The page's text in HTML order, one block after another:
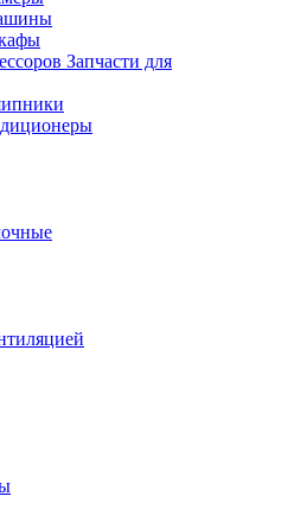
Запчасти для